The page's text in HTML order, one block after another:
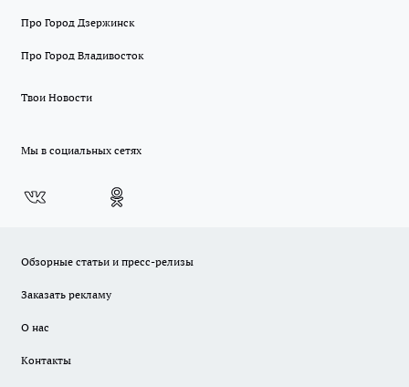
Про Город Дзержинск
Про Город Владивосток
Твои Новости
Мы в социальных сетях
Обзорные статьи и пресс-релизы
Заказать рекламу
О нас
Контакты